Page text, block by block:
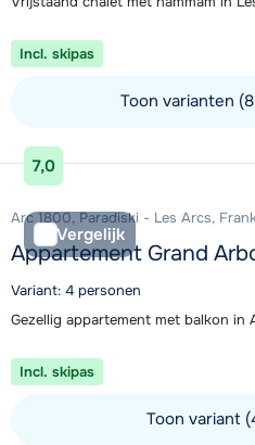
Incl. skipas
Toon varianten
Bekijk accommodatie
7,0
Vergelijk
Arc 1800, Paradiski - Les Arcs,
Appartement Grand
Variant: 4 personen
Gezellig appartement met balkon in
Incl. skipas
Toon variant